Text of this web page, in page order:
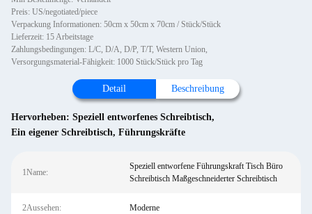
Preis: US/negotiated/piece
Verpackung Informationen: 50cm x 50cm x 70cm / Stück/Stück
Lieferzeit: 15 Arbeitstage
Zahlungsbedingungen: L/C, D/A, D/P, T/T, Western Union,
Versorgungsmaterial-Fähigkeit: 1000 Stück/Stück pro Tag
Detail Beschreibung
Hervorheben: Speziell entworfenes Schreibtisch,
Ein eigener Schreibtisch, Führungskräfte
1Name:
Speziell entworfene Führungskraft Tisch Büro
Schreibtisch Maßgeschneiderter Schreibtisch
2Aussehen: Moderne